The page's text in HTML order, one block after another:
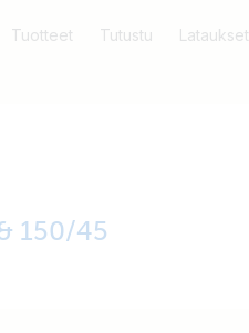
Tuotteet Tutustu Lataukset
150/45